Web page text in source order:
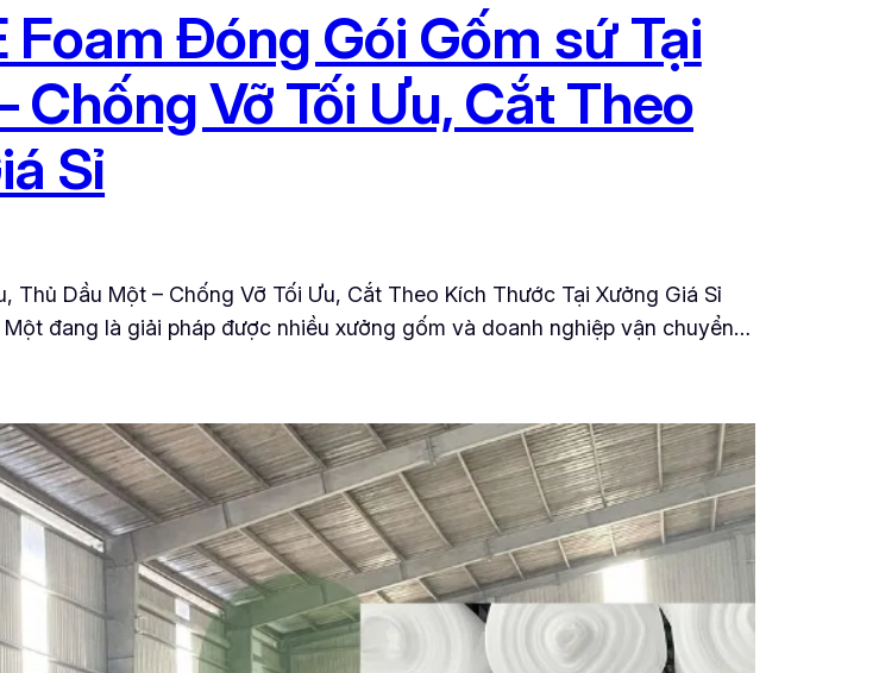
Đóng Gói Gốm sứ Tại
Chống Vỡ Tối Ưu, Cắt Theo
Sỉ
Thủ Dầu Một – Chống Vỡ Tối Ưu, Cắt Theo Kích Thước Tại Xưởng Giá Sỉ
đang là giải pháp được nhiều xưởng gốm và doanh nghiệp vận chuyển…